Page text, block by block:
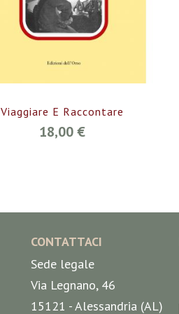
Viaggiare E Raccontare
18,00 €
CONTATTACI
Sede legale
Via Legnano, 46
15121 - Alessandria (AL)